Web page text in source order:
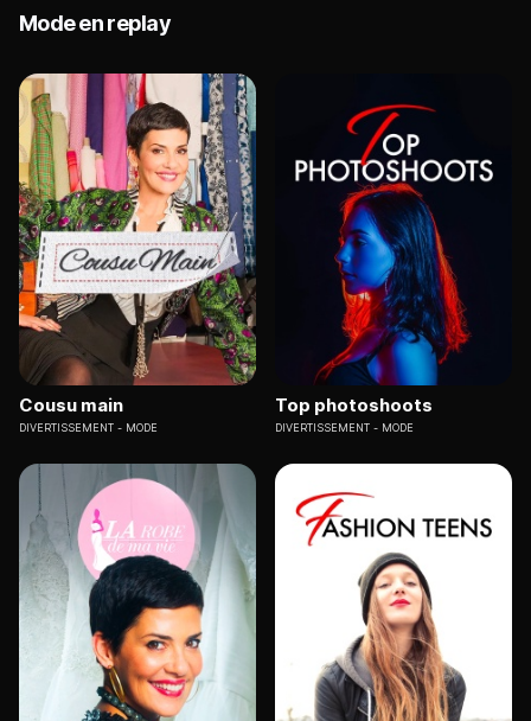
Mode en replay
Cousu main
DIVERTISSEMENT MODE
Top photoshoots
DIVERTISSEMENT MODE